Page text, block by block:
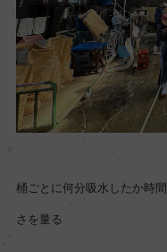
桶ごとに何分吸水したか時
さを量る